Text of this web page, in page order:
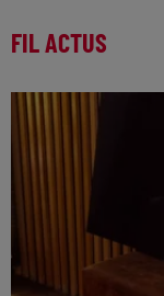
FIL ACTUS